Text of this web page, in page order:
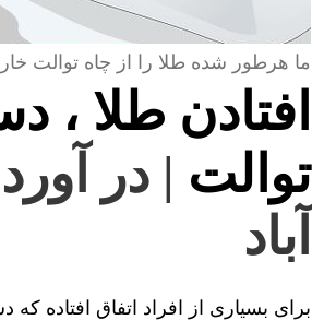
ما هرطور شده طلا را از چاه توالت
افتادن طلا ،
توالت | در
آباد
برای بسیاری از افراد اتفاق افتاده